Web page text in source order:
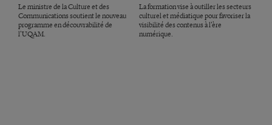
Le ministre de la Culture et des
Communications soutient le nouveau
programme en découvrabilité de
l’UQAM.
La formation vise à outiller les secteurs
culturel et médiatique pour favoriser la
visibilité des contenus à l’ère
numérique.